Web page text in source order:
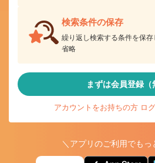
検索条件の保存
繰り返し検索する条件を保
省略
まずは会員登録（
アカウントをお持ちの方 ロ
＼アプリのご利用でもっ